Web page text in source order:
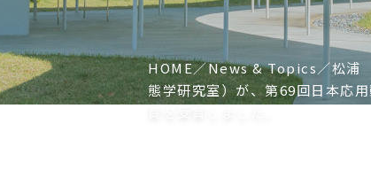
HOME News & Topics
松浦
態学研究室）が、第69回日本応